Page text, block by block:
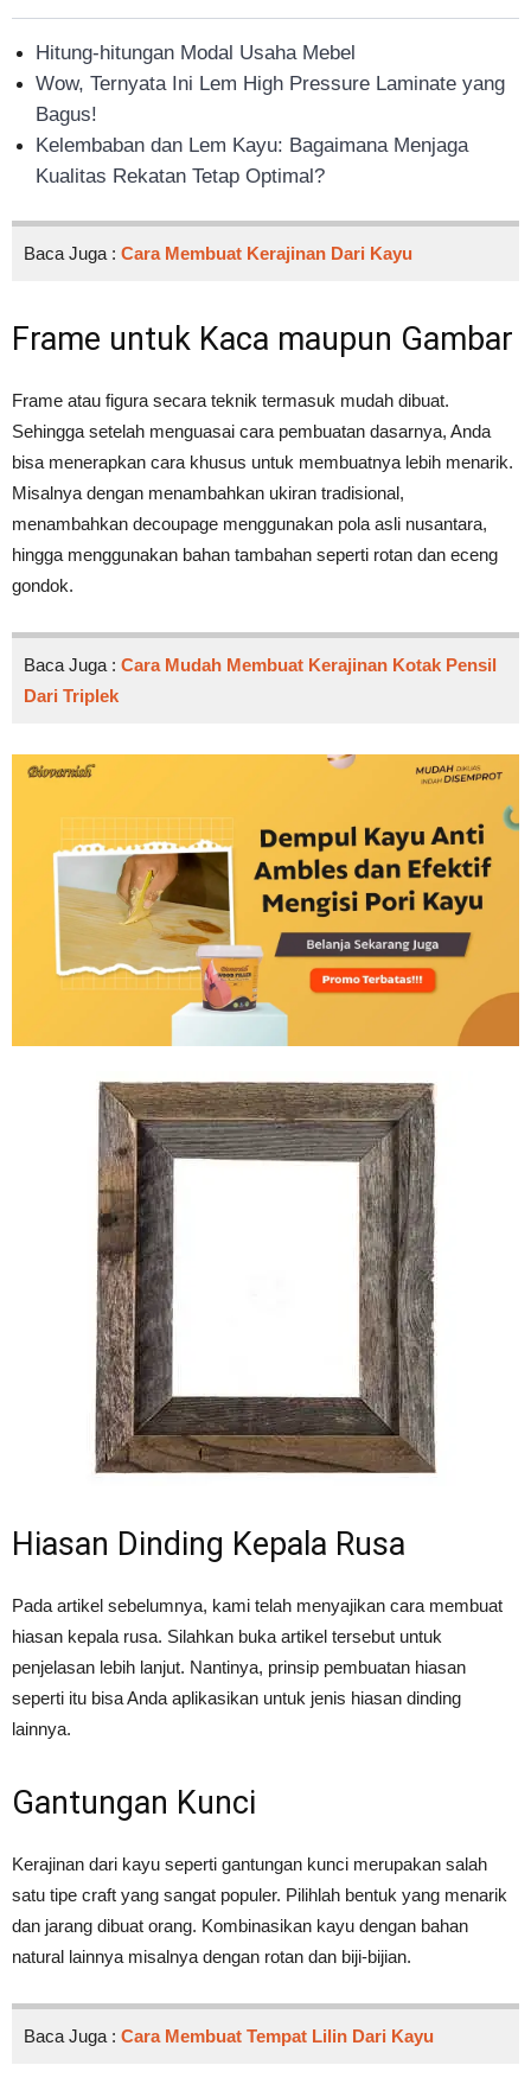
Hitung-hitungan Modal Usaha Mebel
Wow, Ternyata Ini Lem High Pressure Laminate yang
Bagus!
Kelembaban dan Lem Kayu: Bagaimana Menjaga
Kualitas Rekatan Tetap Optimal?
Baca Juga : Cara Membuat Kerajinan Dari Kayu
Frame untuk Kaca maupun Gambar
Frame atau figura secara teknik termasuk mudah dibuat.
Sehingga setelah menguasai cara pembuatan dasarnya, Anda
bisa menerapkan cara khusus untuk membuatnya lebih menarik.
Misalnya dengan menambahkan ukiran tradisional,
menambahkan decoupage menggunakan pola asli nusantara,
hingga menggunakan bahan tambahan seperti rotan dan eceng
gondok.
Baca Juga : Cara Mudah Membuat Kerajinan Kotak Pensil
Dari Triplek
Hiasan Dinding Kepala Rusa
Pada artikel sebelumnya, kami telah menyajikan cara membuat
hiasan kepala rusa. Silahkan buka artikel tersebut untuk
penjelasan lebih lanjut. Nantinya, prinsip pembuatan hiasan
seperti itu bisa Anda aplikasikan untuk jenis hiasan dinding
lainnya.
Gantungan Kunci
Kerajinan dari kayu seperti gantungan kunci merupakan salah
satu tipe craft yang sangat populer. Pilihlah bentuk yang menarik
dan jarang dibuat orang. Kombinasikan kayu dengan bahan
natural lainnya misalnya dengan rotan dan biji-bijian.
Baca Juga : Cara Membuat Tempat Lilin Dari Kayu